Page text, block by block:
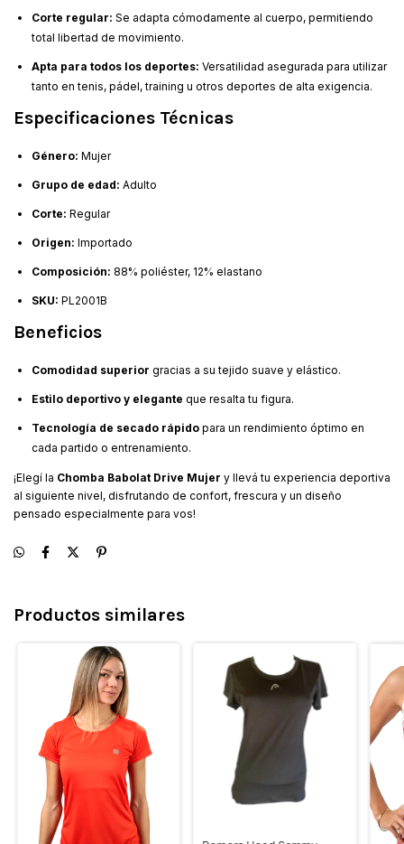
Corte regular: Se adapta cómodamente al cuerpo, permitiendo
total libertad de movimiento.
Apta para todos los deportes: Versatilidad asegurada para utilizar
tanto en tenis, pádel, training u otros deportes de alta exigencia.
Especificaciones Técnicas
Género: Mujer
Grupo de edad: Adulto
Corte: Regular
Origen: Importado
Composición: 88% poliéster, 12% elastano
SKU: PL2001B
Beneficios
Comodidad superior gracias a su tejido suave y elástico.
Estilo deportivo y elegante que resalta tu figura.
Tecnología de secado rápido para un rendimiento óptimo en
cada partido o entrenamiento.
¡Elegí la Chomba Babolat Drive Mujer y llevá tu experiencia deportiva
al siguiente nivel, disfrutando de confort, frescura y un diseño
pensado especialmente para vos!
Productos similares